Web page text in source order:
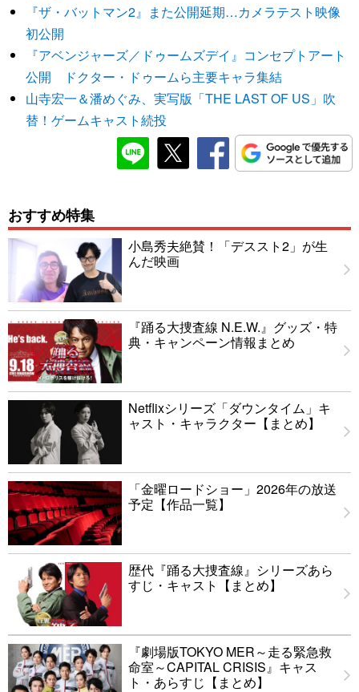
『ザ・バットマン2』また公開延期…カメラテスト映像
初公開
『アベンジャーズ／ドゥームズデイ』コンセプトアート
公開 ドクター・ドゥームら主要キャラ集結
山寺宏一＆潘めぐみ、実写版「THE LAST OF US」吹
替！ゲームキャスト続投
おすすめ特集
小島秀夫絶賛！「デススト2」が生
んだ映画
『踊る大捜査線 N.E.W.』グッズ・特
典・キャンペーン情報まとめ
Netflixシリーズ「ダウンタイム」キ
ャスト・キャラクター【まとめ】
「金曜ロードショー」2026年の放送
予定【作品一覧】
歴代『踊る大捜査線』シリーズあら
すじ・キャスト【まとめ】
『劇場版TOKYO MER～走る緊急救
命室～CAPITAL CRISIS』キャス
ト・あらすじ【まとめ】